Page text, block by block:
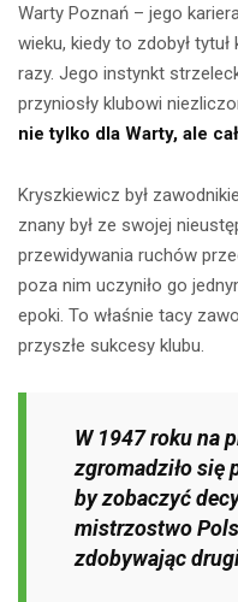
Warty Poznań – jego
wieku, kiedy to zdobył
razy. Jego instynkt
przyniosły klubowi
nie tylko dla Warty, ale
Kryszkiewicz był
znany był ze swojej
przewidywania ruchów
poza nim uczyniło go
epoki. To właśnie tacy
przyszłe sukcesy klubu.
W 1947 roku na
zgromadziło się
by zobaczyć
mistrzostwo
zdobywając